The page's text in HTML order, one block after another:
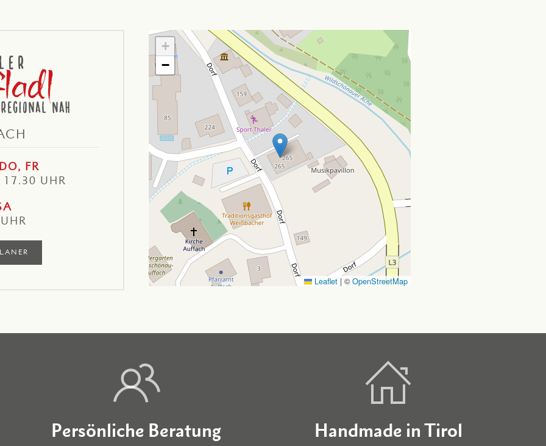
FR
UHR
+
−
Leaflet | © OpenStreetMap
Persönliche Beratung Handmade in Tirol